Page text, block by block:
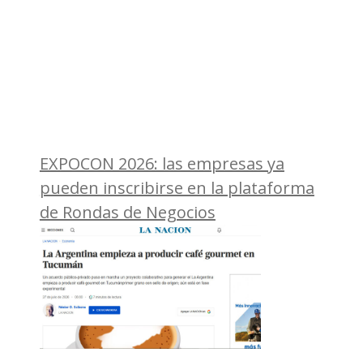
EXPOCON 2026: las empresas ya
pueden inscribirse en la plataforma
de Rondas de Negocios